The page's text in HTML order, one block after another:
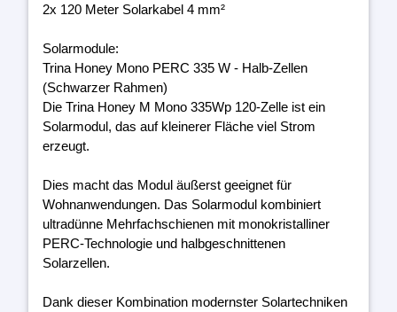
2x 120 Meter Solarkabel 4 mm²
Solarmodule:
Trina Honey Mono PERC 335 W - Halb-Zellen
(Schwarzer Rahmen)
Die Trina Honey M Mono 335Wp 120-Zelle ist ein
Solarmodul, das auf kleinerer Fläche viel Strom
erzeugt.
Dies macht das Modul äußerst geeignet für
Wohnanwendungen. Das Solarmodul kombiniert
ultradünne Mehrfachschienen mit monokristalliner
PERC-Technologie und halbgeschnittenen
Solarzellen.
Dank dieser Kombination modernster Solartechniken